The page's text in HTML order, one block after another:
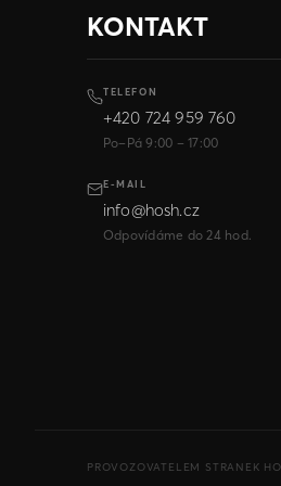
KONTAKT
TELEFON
+420 724 959 760
Po–Pá 9:00 – 17:00
E-MAIL
info@hosh.cz
Odpovídáme do 24 hod.
PROVOZOVATELEM STRANEK